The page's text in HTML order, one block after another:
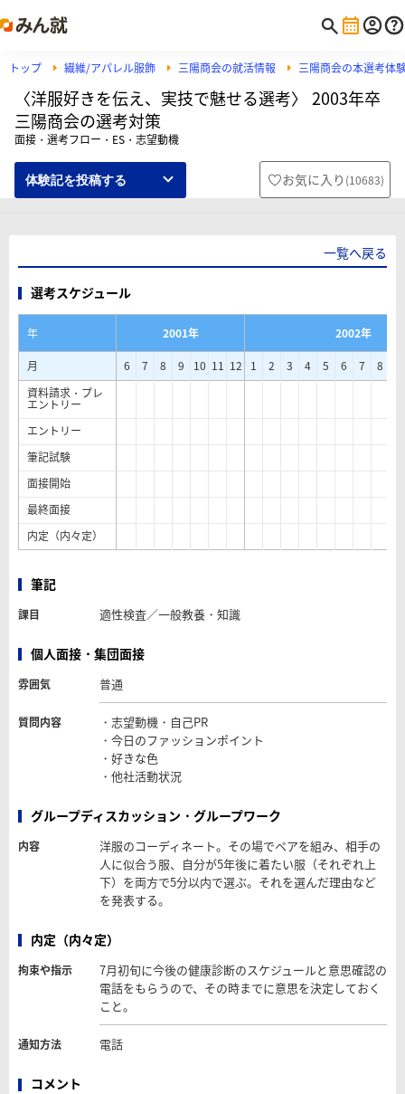
トップ 繊維/アパレル服飾 三陽商会の就活情報 三陽商会の本選考体
〈洋服好きを伝え、実技で魅せる選考〉 2003年卒
三陽商会の選考対策
面接・選考フロー・ES・志望動機
体験記を投稿する お気に入り (10683)
一覧へ戻る
選考スケジュール
年 2001年
2002年
月
6 7 8 9 10 11 12 1 2 3 4 5 6 7 8
資料請求・プレ
エントリー
エントリー
筆記試験
面接開始
最終面接
内定（内々定）
筆記
課目 適性検査／一般教養・知識
個人面接・集団面接
雰囲気 普通
質問内容
・志望動機・自己PR
・今日のファッションポイント
・好きな色
・他社活動状況
グループディスカッション・グループワーク
内容
洋服のコーディネート。その場でペアを組み、相手の
人に似合う服、自分が5年後に着たい服（それぞれ上
下）を両方で5分以内で選ぶ。それを選んだ理由など
を発表する。
内定（内々定）
拘束や指示
7月初旬に今後の健康診断のスケジュールと意思確認の
電話をもらうので、その時までに意思を決定しておく
こと。
通知方法 電話
コメント